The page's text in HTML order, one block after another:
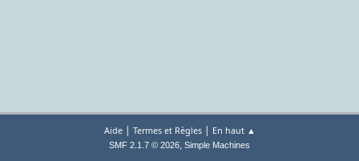
Aide| Termes et Règles| En haut ▲
SMF 2.1.7 © 2026, Simple Machines